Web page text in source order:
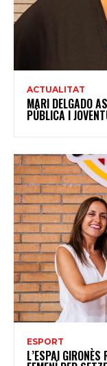
ACTUALITAT
MARI DELGADO
PÚBLICA I
ESPORT
L’ESPAI